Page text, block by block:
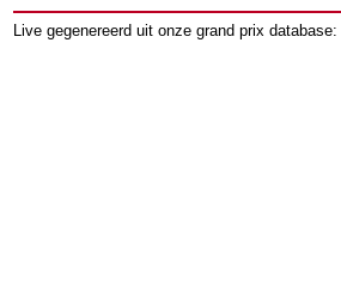
Live gegenereerd uit onze grand prix database: